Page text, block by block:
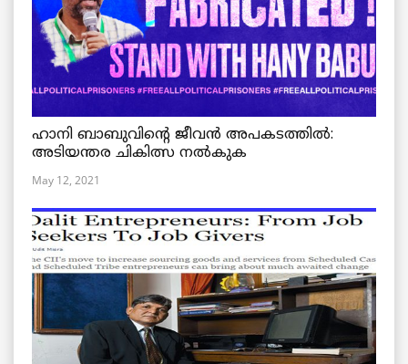
ഹാനി ബാബുവിന്റെ ജീവൻ അപകടത്തിൽ:
അടിയന്തര ചികിത്സ നൽകുക
May 12, 2021